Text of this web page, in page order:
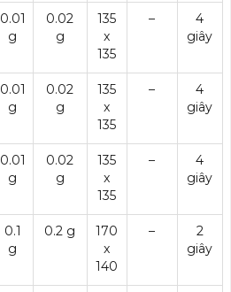
0.01
g
0.02
g
135
x
135
–
4
giây
0.01
g
0.02
g
135
x
135
–
4
giây
0.01
g
0.02
g
135
x
135
–
4
giây
0.1
g
0.2 g
170
x
140
–
2
giây